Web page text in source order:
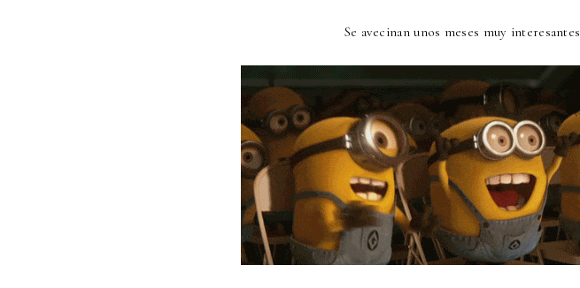
Se avecinan unos meses muy interesantes